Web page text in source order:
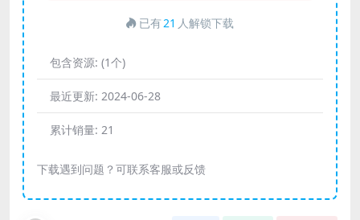
已有21 人解锁下载
包含资源: (1个)
最近更新: 2024-06-28
累计销量: 21
下载遇到问题？可联系客服或反馈